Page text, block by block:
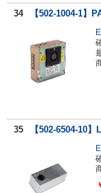
34 【502-1004-1】
35 【502-6504-10